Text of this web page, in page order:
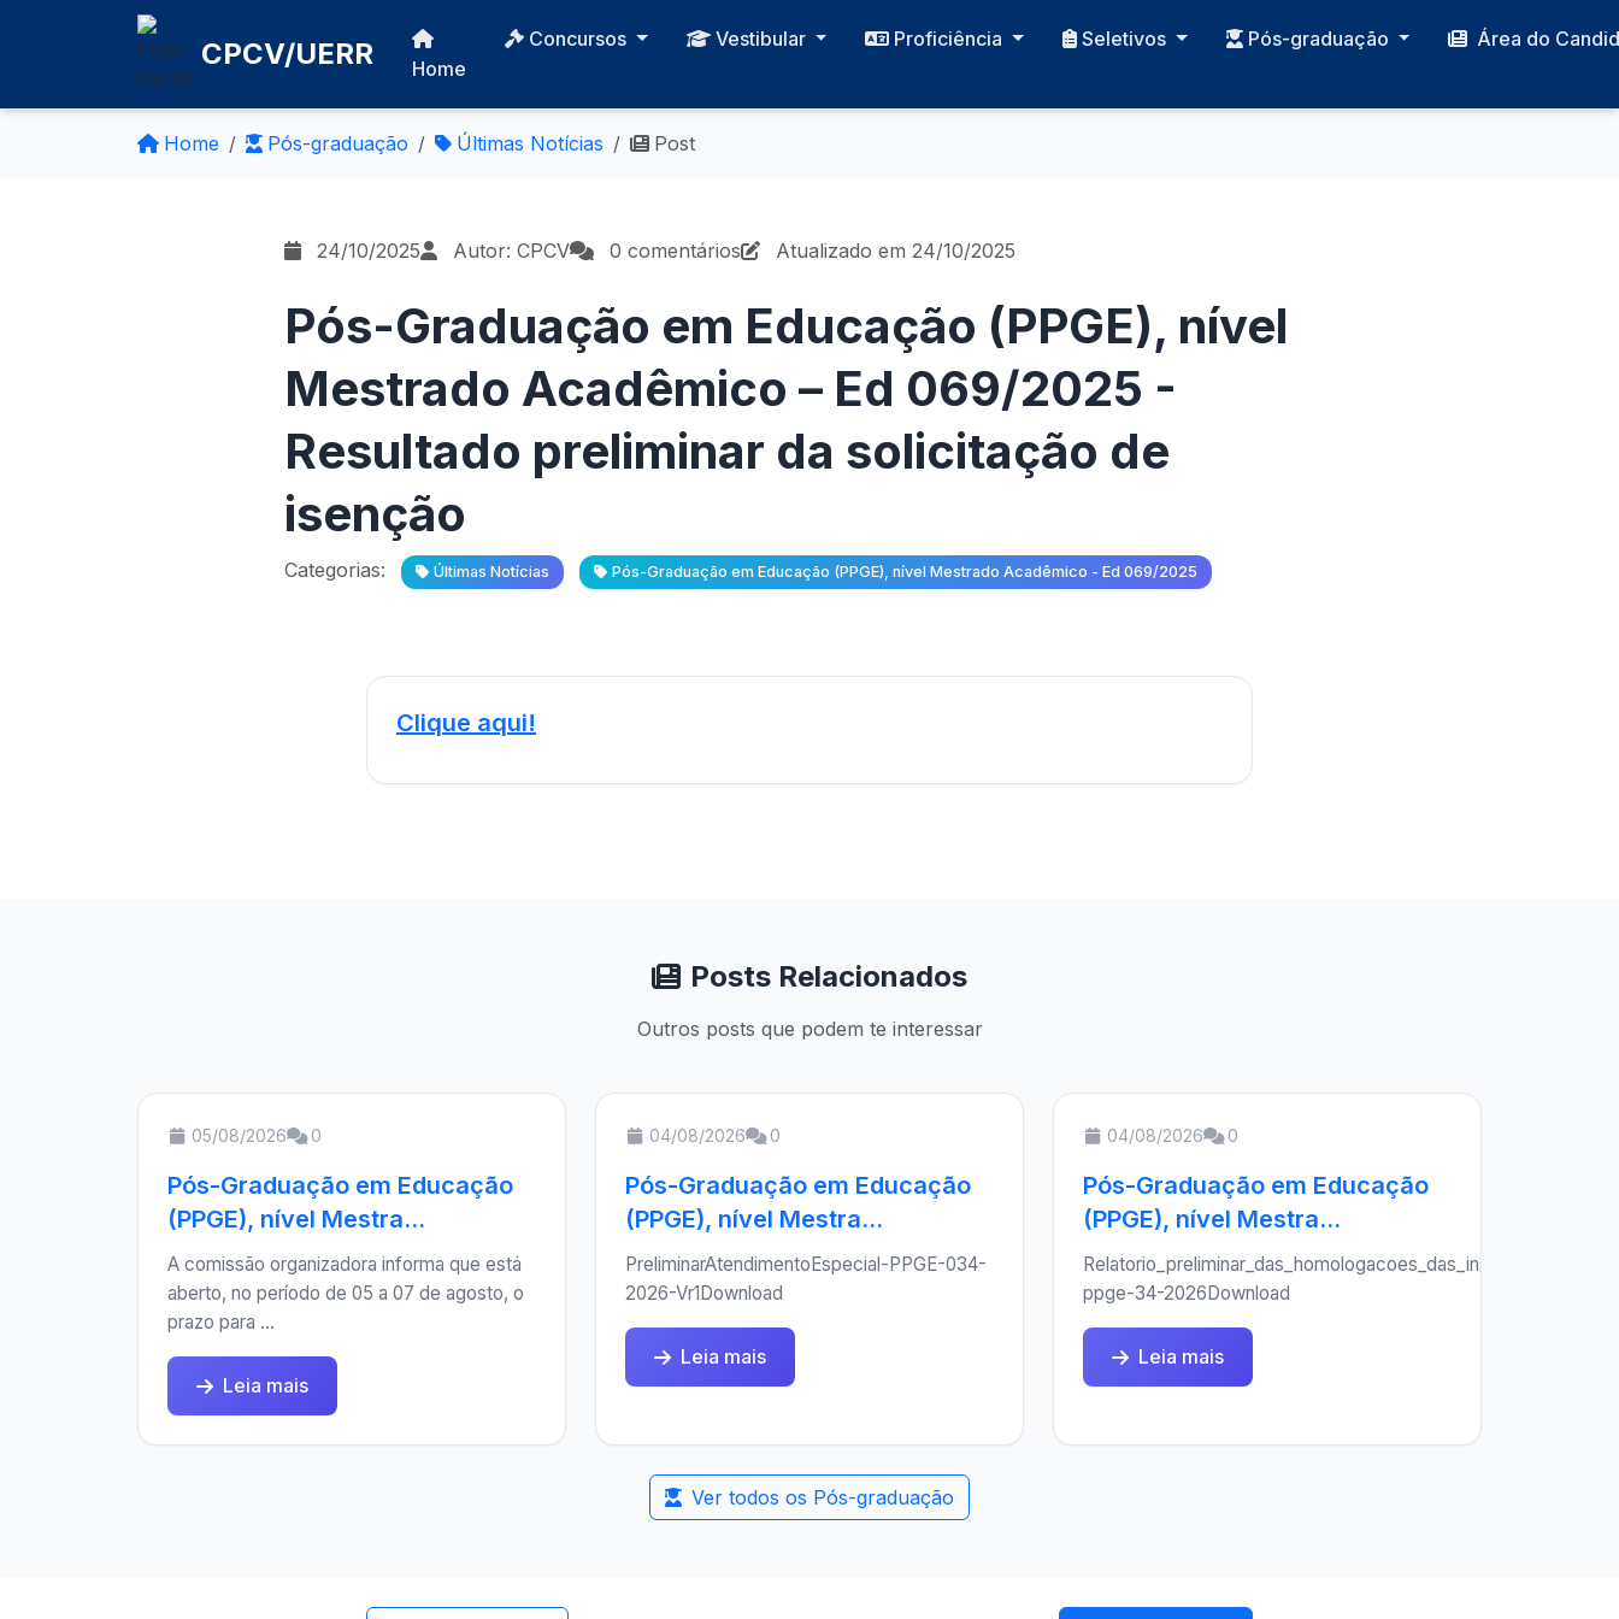
CPCV/UERR Home
Concursos Vestibular Proficiência Seletivos Pós-graduação Área do
Home Pós-graduação Últimas Notícias Post
24/10/2025 Autor: CPCV 0 comentários Atualizado em 24/10/2025
Pós-Graduação em Educação (PPGE), nível
Mestrado Acadêmico – Ed 069/2025 -
Resultado preliminar da solicitação de
isenção
Categorias: Últimas Notícias Pós-Graduação em Educação (PPGE), nível Mestrado Acadêmico - Ed 069/2025
Clique aqui!
Posts Relacionados
Outros posts que podem te interessar
05/08/2026 0
Pós-Graduação em Educação
(PPGE), nível Mestra...
A comissão organizadora informa que está
aberto, no período de 05 a 07 de agosto, o
prazo para ...
Leia mais
04/08/2026 0
Pós-Graduação em Educação
(PPGE), nível Mestra...
PreliminarAtendimentoEspecial-PPGE-034-
2026-Vr1Download
Leia mais
04/08/2026 0
Pós-Graduação em Educação
(PPGE), nível Mestra...
Relatorio_preliminar_das_homologacoes_das_inscricoes-
ppge-34-2026Download
Leia mais
Ver todos os Pós-graduação